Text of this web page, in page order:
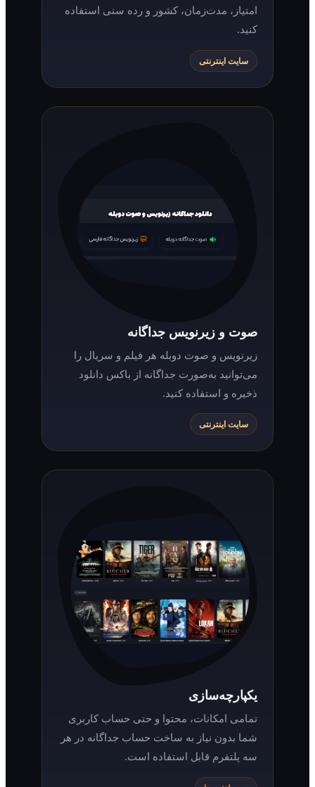
امتیاز، مدت‌زمان، کشور و رده سنی استفاده
سایت اینترنتی
صوت و زیرنویس جداگانه
زیرنویس و صوت دوبله هر فیلم و سریال را
می‌توانید به‌صورت جداگانه از باکس دانلود
ذخیره و استفاده کنید.
سایت اینترنتی
یکپارچه‌سازی
تمامی امکانات، محتوا و حتی حساب کاربری
شما بدون نیاز به ساخت حساب جداگانه در هر
سه پلتفرم قابل استفاده است.